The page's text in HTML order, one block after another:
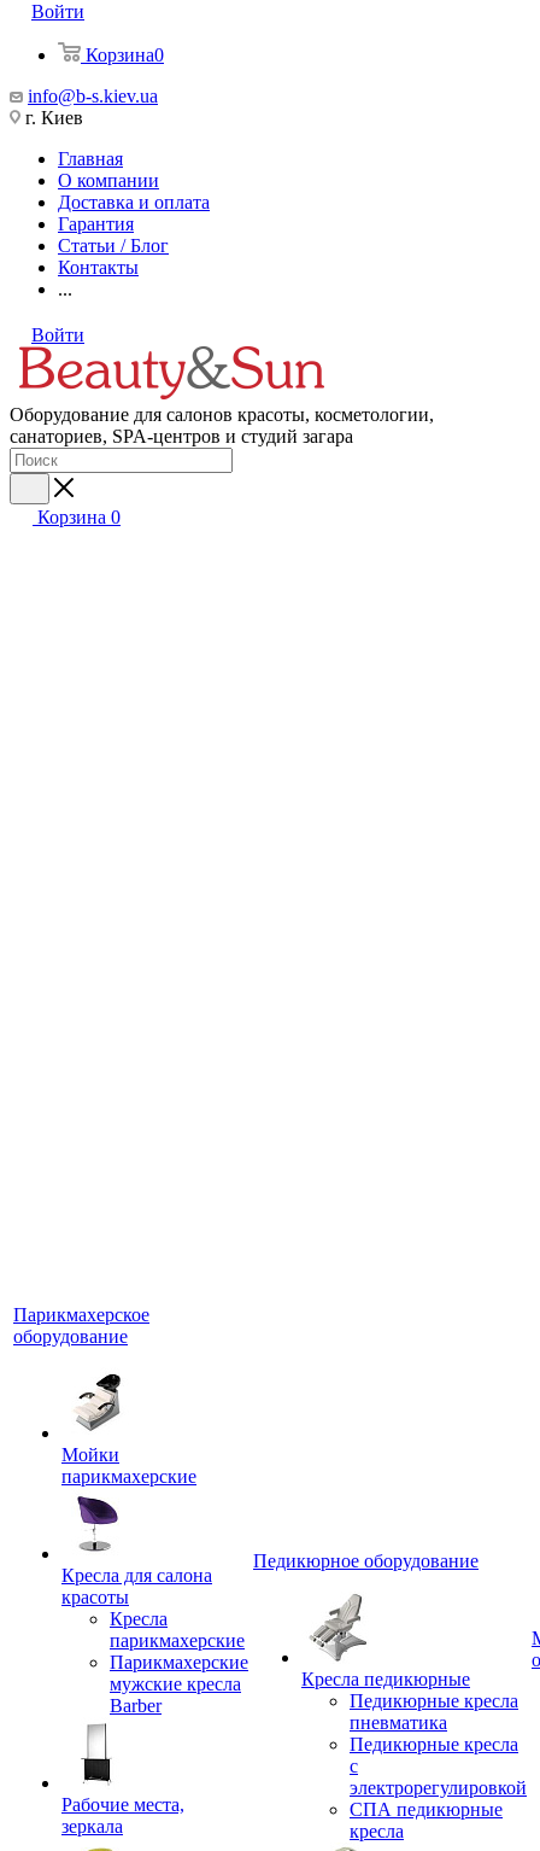
Войти
Корзина0
info@b-s.kiev.ua
г. Киев
Главная
О компании
Доставка и оплата
Гарантия
Статьи / Блог
Контакты
...
Войти
Оборудование для салонов красоты, косметологии,
санаториев, SPA-центров и студий загара
Корзина 0
Парикмахерское
оборудование
Мойки
парикмахерские
Кресла для салона
красоты
Кресла
парикмахерские
Парикмахерские
мужские кресла
Barber
Рабочие места,
зеркала
Педикюрное оборудование
Кресла педикюрные
Педикюрные кресла
пневматика
Педикюрные кресла
с
электрорегулировкой
СПА педикюрные
кресла